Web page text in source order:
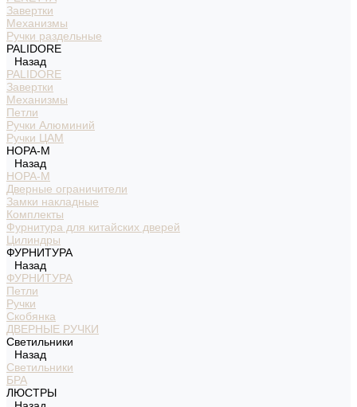
Завертки
Механизмы
Ручки раздельные
PALIDORE
Назад
PALIDORE
Завертки
Механизмы
Петли
Ручки Алюминий
Ручки ЦАМ
НОРА-М
Назад
НОРА-М
Дверные ограничители
Замки накладные
Комплекты
Фурнитура для китайских дверей
Цилиндры
ФУРНИТУРА
Назад
ФУРНИТУРА
Петли
Ручки
Скобянка
ДВЕРНЫЕ РУЧКИ
Светильники
Назад
Светильники
БРА
ЛЮСТРЫ